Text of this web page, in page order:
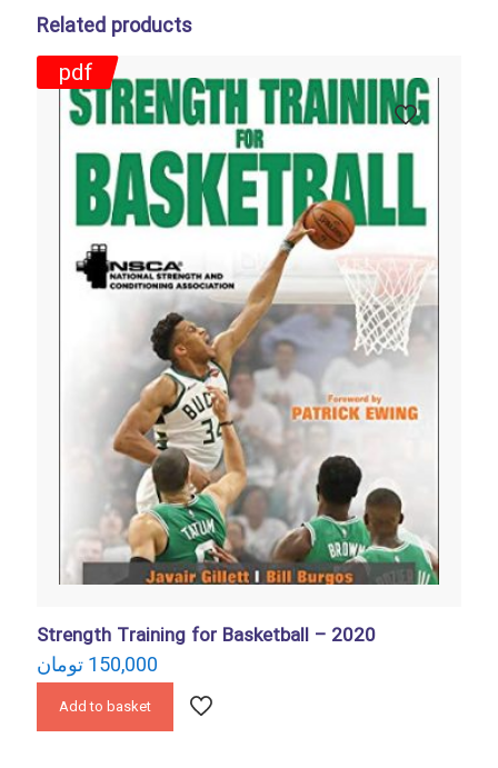
Related products
Strength Training for Basketball – 2020
150,000 تومان
Add to basket
pdf